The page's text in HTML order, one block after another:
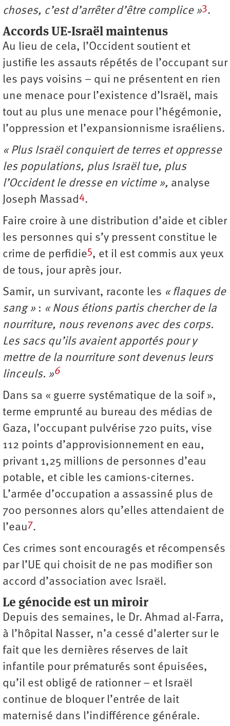
choses, c’est d’arrêter d’être complice »3.
Accords UE-Israël maintenus
Au lieu de cela, l’Occident soutient et
justifie les assauts répétés de l’occupant sur
les pays voisins – qui ne présentent en rien
une menace pour l’existence d’Israël, mais
tout au plus une menace pour l’hégémonie,
l’oppression et l’expansionnisme israéliens.
« Plus Israël conquiert de terres et oppresse
les populations, plus Israël tue, plus
l’Occident le dresse en victime », analyse
Joseph Massad4.
Faire croire à une distribution d’aide et cibler
les personnes qui s’y pressent constitue le
crime de perfidie5, et il est commis aux yeux
de tous, jour après jour.
Samir, un survivant, raconte les « flaques de
sang » : « Nous étions partis chercher de la
nourriture, nous revenons avec des corps.
Les sacs qu’ils avaient apportés pour y
mettre de la nourriture sont devenus leurs
linceuls. »6
Dans sa « guerre systématique de la soif »,
terme emprunté au bureau des médias de
Gaza, l’occupant pulvérise 720 puits, vise
112 points d’approvisionnement en eau,
privant 1,25 millions de personnes d’eau
potable, et cible les camions-citernes.
L’armée d’occupation a assassiné plus de
700 personnes alors qu’elles attendaient de
l’eau7.
Ces crimes sont encouragés et récompensés
par l’UE qui choisit de ne pas modifier son
accord d’association avec Israël.
Le génocide est un miroir
Depuis des semaines, le Dr. Ahmad al-Farra,
à l’hôpital Nasser, n’a cessé d’alerter sur le
fait que les dernières réserves de lait
infantile pour prématurés sont épuisées,
qu’il est obligé de rationner – et Israël
continue de bloquer l’entrée de lait
maternisé dans l’indifférence générale.